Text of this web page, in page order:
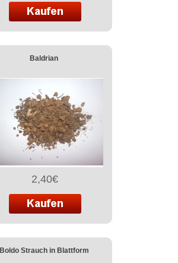
Baldrian
2,40€
Boldo Strauch in Blattform